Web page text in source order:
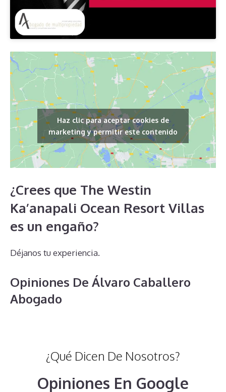
Haz clic para aceptar cookies de
marketing y permitir este contenido
¿Crees que The Westin
Ka’anapali Ocean Resort Villas
es un engaño?
Déjanos tu experiencia.
Opiniones De Álvaro Caballero
Abogado
¿Qué Dicen De Nosotros?
Opiniones En Google